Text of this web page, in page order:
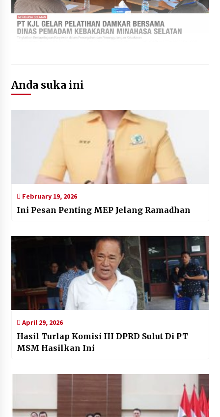
Anda suka ini
February 19, 2026
Ini Pesan Penting MEP Jelang Ramadhan
April 29, 2026
Hasil Turlap Komisi III DPRD Sulut Di PT
MSM Hasilkan Ini